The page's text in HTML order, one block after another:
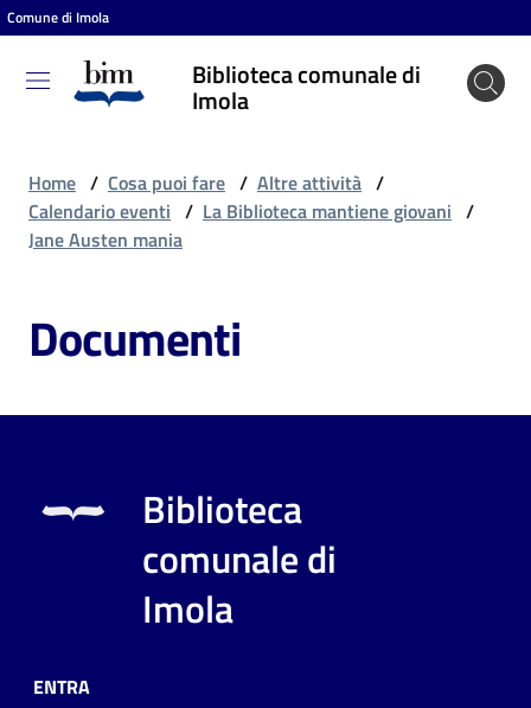
Vai al contenuto
Vai alla navigazione
Vai al footer
Comune di Imola
Biblioteca comunale di
Imola
Biblioteca
comunale
Cosa
fare
Scopri
online
Home / Cosa puoi fare / Altre attività /
Calendario eventi / La Biblioteca mantiene giovani /
Jane Austen mania
Documenti
Biblioteca
comunale di
Imola
ENTRA